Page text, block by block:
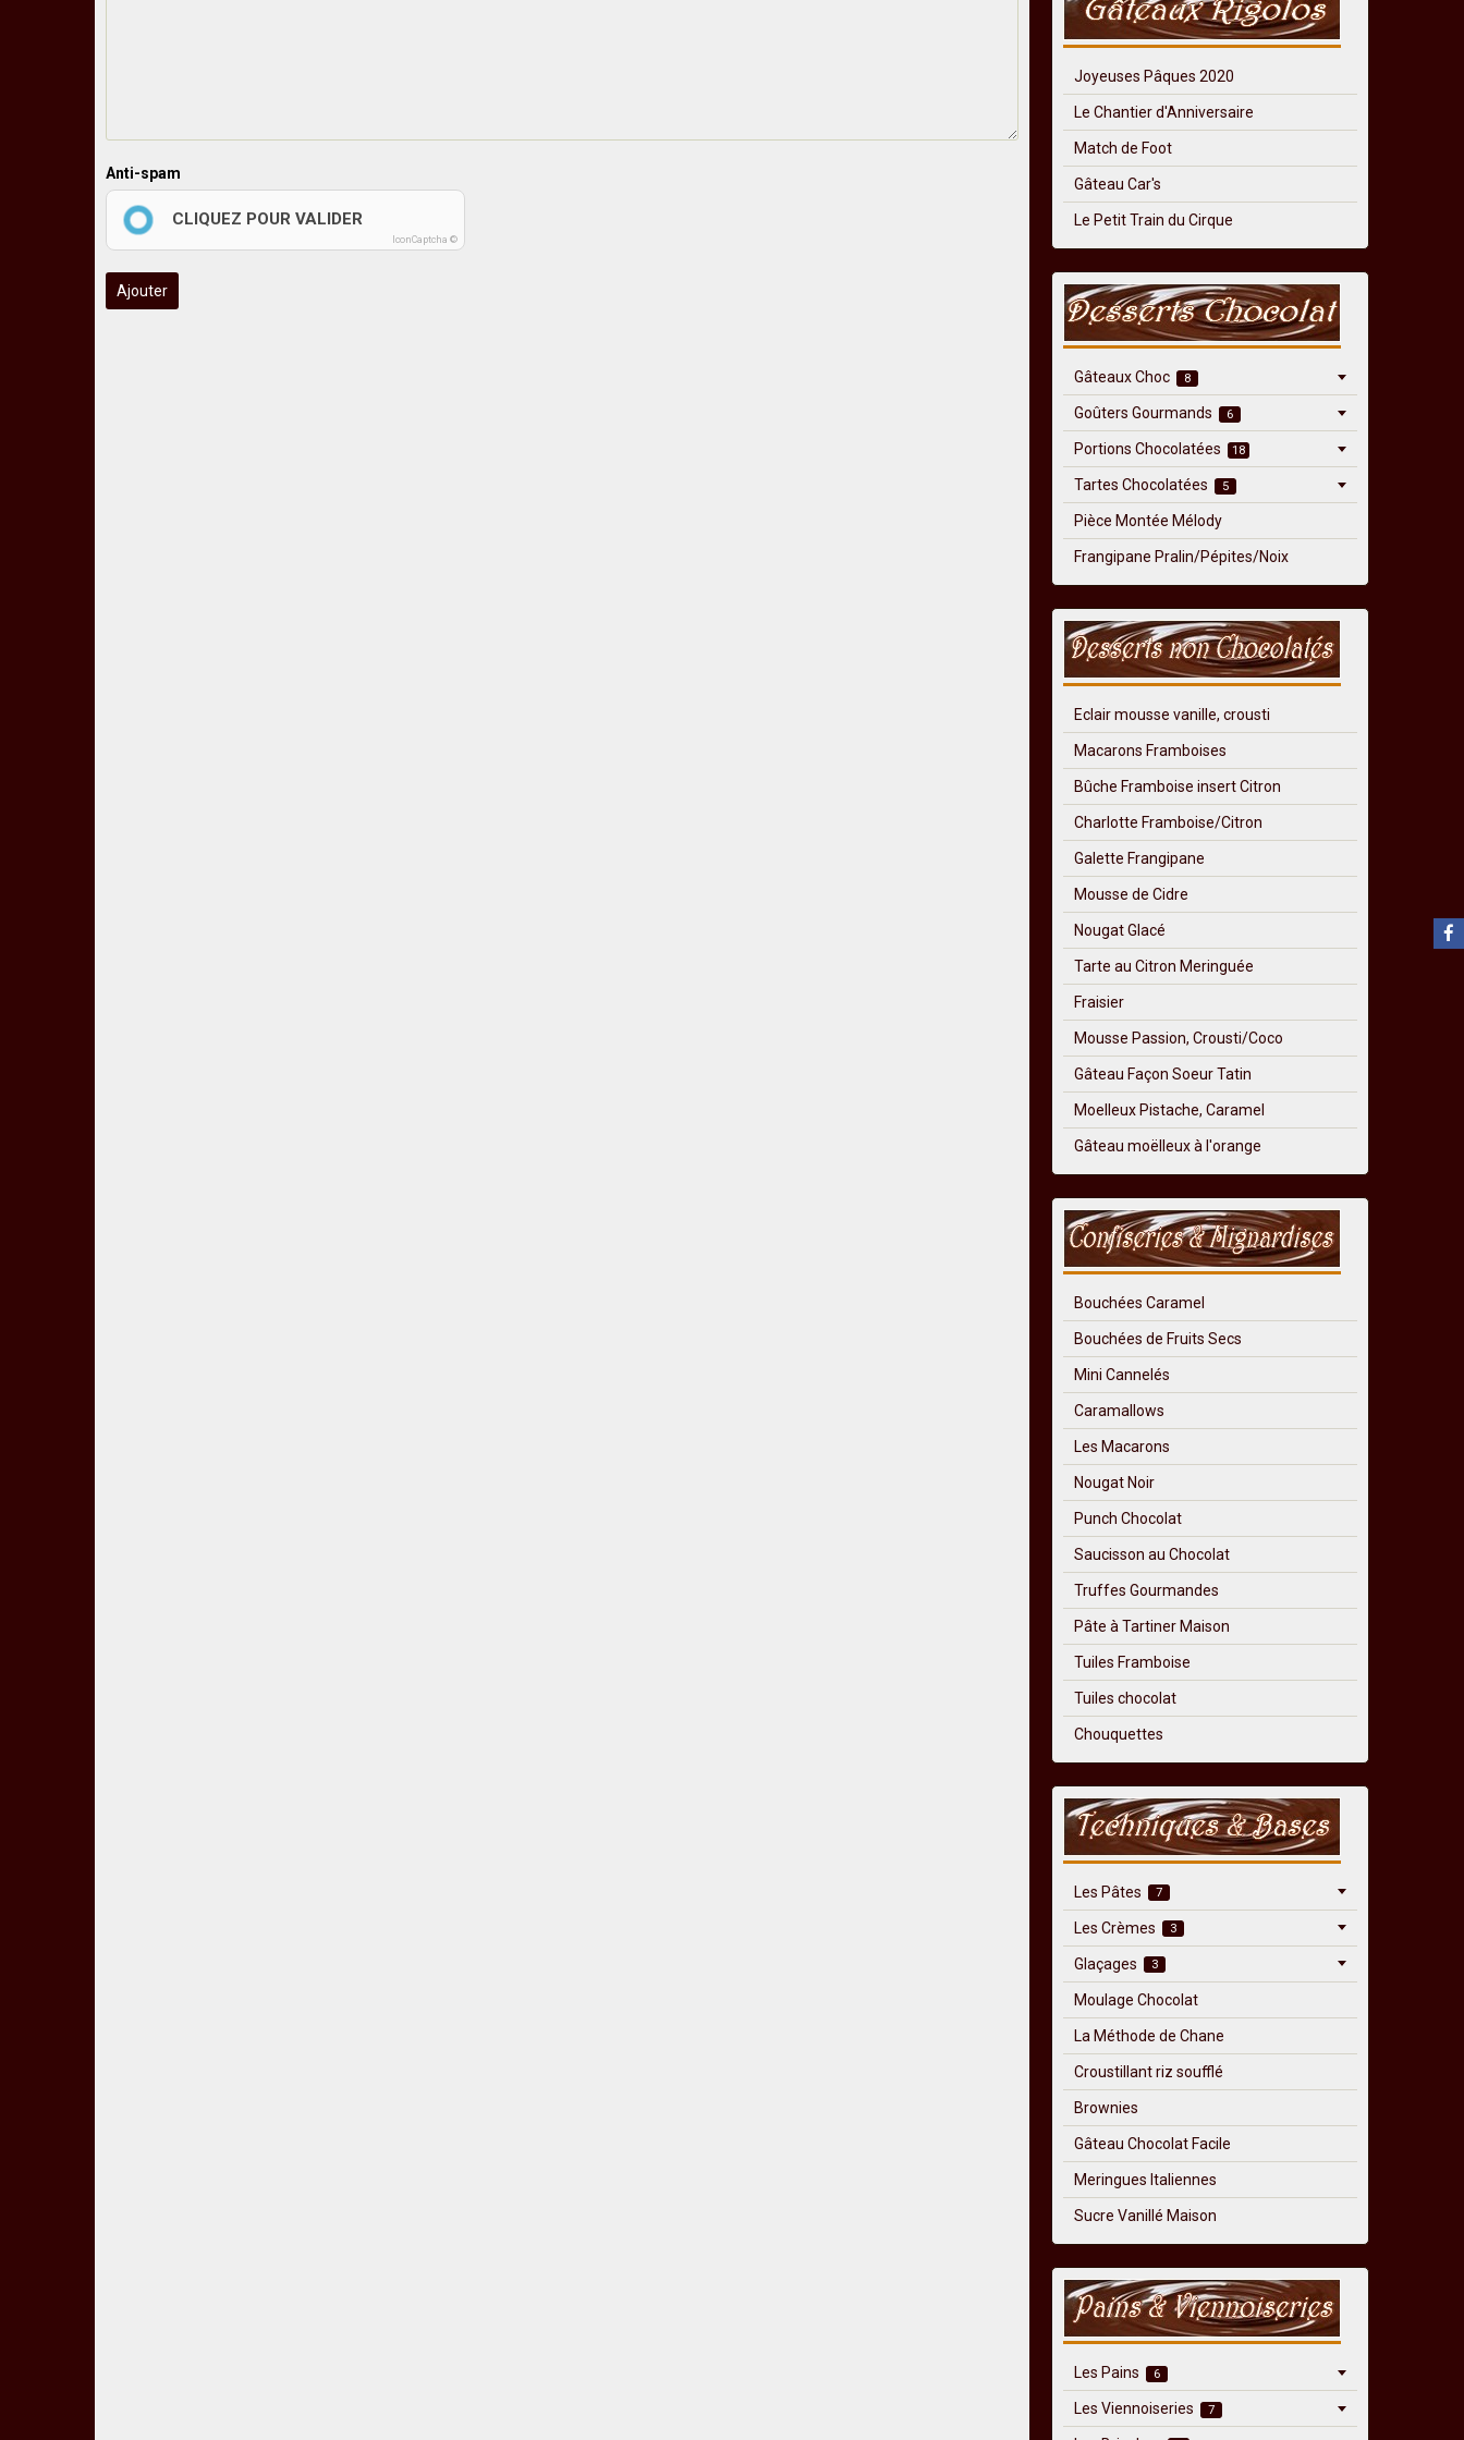
Anti-spam
CLIQUEZ POUR VALIDER
IconCaptcha ©
Ajouter
Joyeuses Pâques 2020
Le Chantier d'Anniversaire
Match de Foot
Gâteau Car's
Le Petit Train du Cirque
Gâteaux Choc 8
Goûters Gourmands 6
Portions Chocolatées 18
Tartes Chocolatées 5
Pièce Montée Mélody
Frangipane Pralin/Pépites/Noix
Eclair mousse vanille, crousti
Macarons Framboises
Bûche Framboise insert Citron
Charlotte Framboise/Citron
Galette Frangipane
Mousse de Cidre
Nougat Glacé
Tarte au Citron Meringuée
Fraisier
Mousse Passion, Crousti/Coco
Gâteau Façon Soeur Tatin
Moelleux Pistache, Caramel
Gâteau moëlleux à l'orange
Bouchées Caramel
Bouchées de Fruits Secs
Mini Cannelés
Caramallows
Les Macarons
Nougat Noir
Punch Chocolat
Saucisson au Chocolat
Truffes Gourmandes
Pâte à Tartiner Maison
Tuiles Framboise
Tuiles chocolat
Chouquettes
Les Pâtes 7
Les Crèmes 3
Glaçages 3
Moulage Chocolat
La Méthode de Chane
Croustillant riz soufflé
Brownies
Gâteau Chocolat Facile
Meringues Italiennes
Sucre Vanillé Maison
Les Pains 6
Les Viennoiseries 7